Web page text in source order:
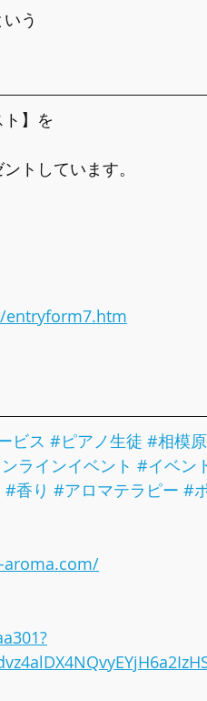
う
】を
トしています。
ビス #ピアノ生徒 #相模
ラインイベント #イベン
#香り #アロマテラピー #